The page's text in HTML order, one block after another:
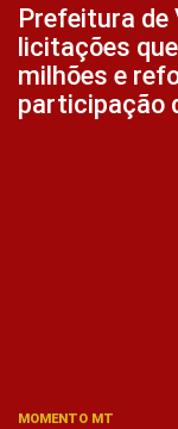
Prefeitura de
licitações
milhões e
participação
MOMENTO MT